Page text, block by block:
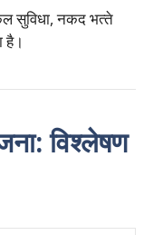
सुविधा, नकद भत्‍ते
है।
विश्लेषण